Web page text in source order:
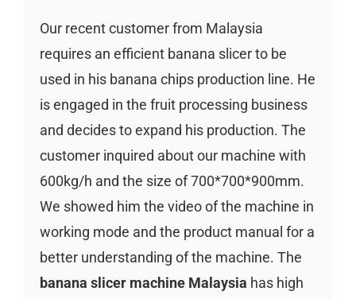
Our recent customer from Malaysia
requires an efficient banana slicer to be
used in his banana chips production line. He
is engaged in the fruit processing business
and decides to expand his production. The
customer inquired about our machine with
600kg/h and the size of 700*700*900mm.
We showed him the video of the machine in
working mode and the product manual for a
better understanding of the machine. The
banana slicer machine Malaysia has high